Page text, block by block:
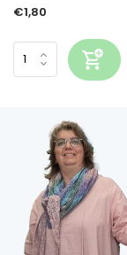
€1,80